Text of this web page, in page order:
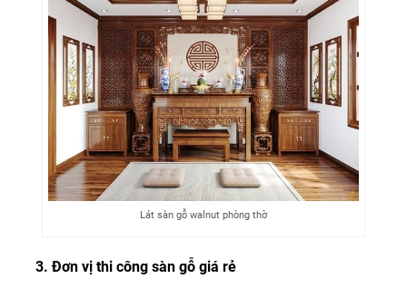
Lát sàn gỗ walnut phòng thờ
3. Đơn vị thi công sàn gỗ giá rẻ